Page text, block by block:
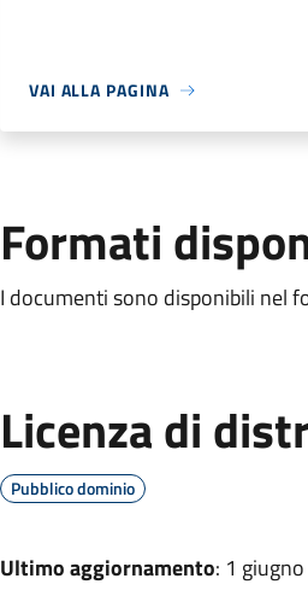
VAI ALLA PAGINA
Formati
I documenti sono disponibili nel
Licenza di
Pubblico dominio
Ultimo aggiornamento: 1